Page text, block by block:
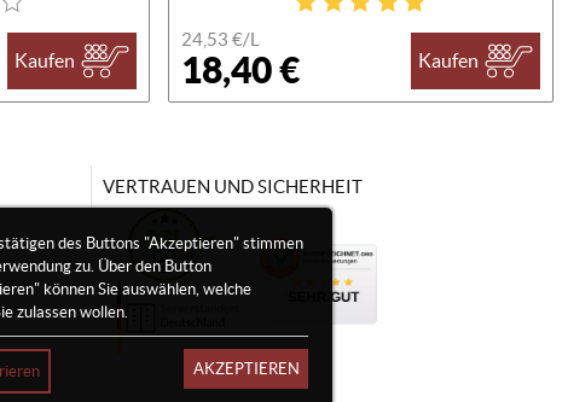
Kaufen
24,53 €/L
18,40 € Kaufen
des Buttons "Akzeptieren" stimmen
zu. Über den Button
können Sie auswählen, welche
zulassen wollen.
AKZEPTIEREN
VERTRAUEN UND SICHERHEIT